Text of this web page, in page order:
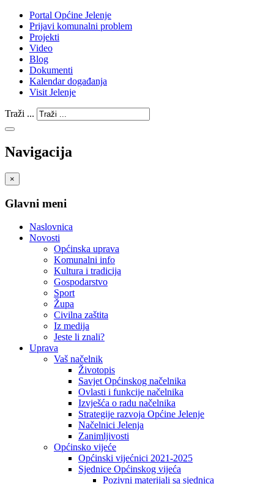
Portal Općine Jelenje
Prijavi komunalni problem
Projekti
Video
Blog
Dokumenti
Kalendar događanja
Visit Jelenje
Traži ...
Navigacija
×
Glavni meni
Naslovnica
Novosti
Općinska uprava
Komunalni info
Kultura i tradicija
Gospodarstvo
Sport
Župa
Civilna zaštita
Iz medija
Jeste li znali?
Uprava
Vaš načelnik
Životopis
Savjet Općinskog načelnika
Ovlasti i funkcije načelnika
Izvješća o radu načelnika
Strategije razvoja Općine Jelenje
Načelnici Jelenja
Zanimljivosti
Općinsko vijeće
Općinski vijećnici 2021-2025
Sjednice Općinskog vijeća
Pozivni materijali sa sjednica